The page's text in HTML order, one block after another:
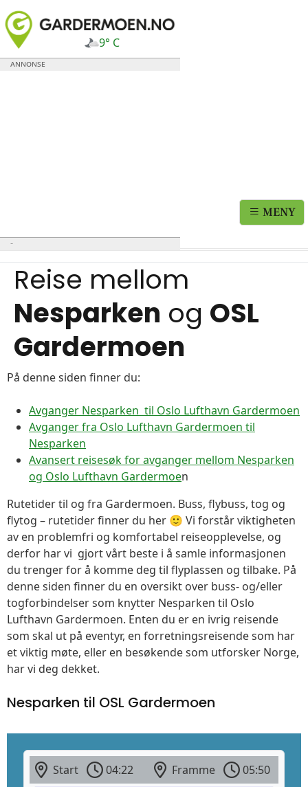
9° C
MENY
Reise mellom
Nesparken og OSL
Gardermoen
På denne siden finner du:
Avganger Nesparken til Oslo Lufthavn Gardermoen
Avganger fra Oslo Lufthavn Gardermoen til
Nesparken
Avansert reisesøk for avganger mellom Nesparken
og Oslo Lufthavn Gardermoen
Rutetider til og fra Gardermoen. Buss, flybuss, tog og
flytog – rutetider finner du her 🙂 Vi forstår viktigheten
av en problemfri og komfortabel reiseopplevelse, og
derfor har vi gjort vårt beste i å samle informasjonen
du trenger for å komme deg til flyplassen og tilbake. På
denne siden finner du en oversikt over buss- og/eller
togforbindelser som knytter Nesparken til Oslo
Lufthavn Gardermoen. Enten du er en ivrig reisende
som skal ut på eventyr, en forretningsreisende som har
et viktig møte, eller en besøkende som utforsker Norge,
har vi deg dekket.
Nesparken til OSL Gardermoen
Start 04:22 Framme
05:50